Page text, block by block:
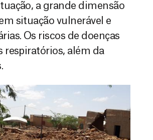
a grande dimensão
situação vulnerável e
Os riscos de doenças
respiratórios, além da